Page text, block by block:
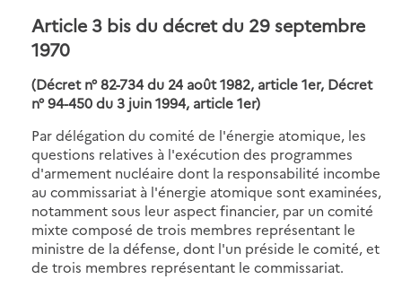
Article 3 bis du décret du 29 septembre
1970
(Décret n° 82-734 du 24 août 1982, article 1er, Décret
n° 94-450 du 3 juin 1994, article 1er)
Par délégation du comité de l'énergie atomique, les
questions relatives à l'exécution des programmes
d'armement nucléaire dont la responsabilité incombe
au commissariat à l'énergie atomique sont examinées,
notamment sous leur aspect financier, par un comité
mixte composé de trois membres représentant le
ministre de la défense, dont l'un préside le comité, et
de trois membres représentant le commissariat.